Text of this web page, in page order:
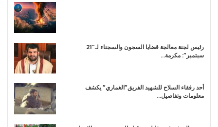
رئيس لجنة معالجة قضايا السجون والسجناء لـ”21
سبتمبر”: مكرمة…
أحد رفقاء السلاح للشهيد الفريق”الغماري” يكشف
معلومات وتفاصيل…